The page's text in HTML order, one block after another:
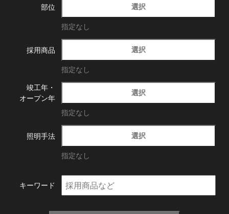
部位 選択
指定なし
採用商品 選択
指定なし
竣工年・
オープン年
選択
指定なし
照明手法 選択
指定なし
キーワード